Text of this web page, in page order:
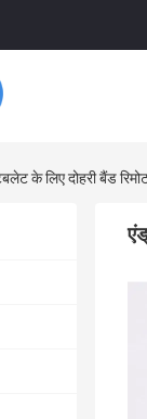
के लिए दोहरी बैंड